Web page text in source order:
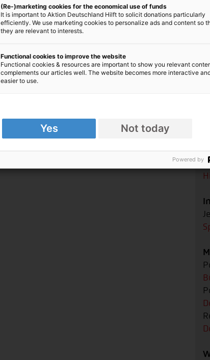
Rothalbmond-Bewegung ins Leben
gerufen.
(Re-)marketing cookies for the economical use of funds
It is important to Aktion Deutschland Hilft to solicit donations particularly
efficiently. We use marketing cookies to personalize ads and content so
they are relevant to interests.
Functional cookies to improve the website
Functional cookies & resources are important to show you relevant
complements our articles well. The website becomes more interactive
easier to use.
Yes Not today
Powered by